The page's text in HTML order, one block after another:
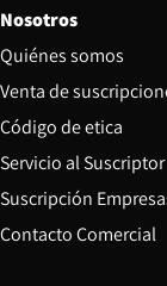
Nosotros
Quiénes somos
Venta de
Código de etica
Servicio al Suscriptor
Suscripción
Contacto Comercial